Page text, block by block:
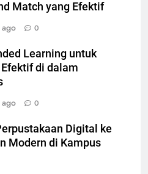
Match yang Efektif
0
Learning untuk
di dalam
0
Digital ke
Modern di Kampus